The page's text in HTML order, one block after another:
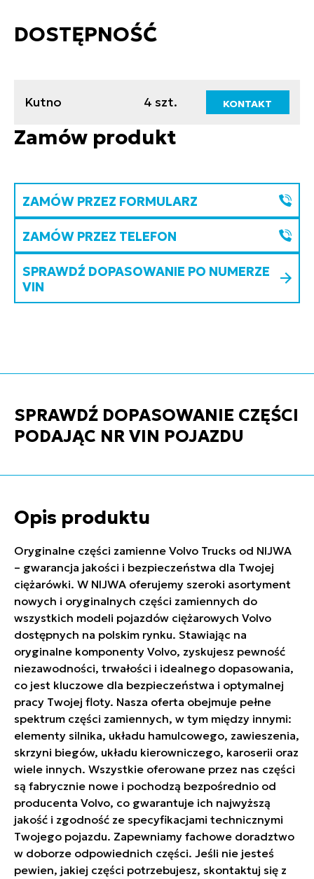
DOSTĘPNOŚĆ
Kutno 4 szt. KONTAKT
Zamów produkt
ZAMÓW PRZEZ FORMULARZ
ZAMÓW PRZEZ TELEFON
SPRAWDŹ DOPASOWANIE PO NUMERZE
VIN
SPRAWDŹ DOPASOWANIE CZĘŚCI
PODAJĄC NR VIN POJAZDU
Opis produktu
Oryginalne części zamienne Volvo Trucks od NIJWA
– gwarancja jakości i bezpieczeństwa dla Twojej
ciężarówki. W NIJWA oferujemy szeroki asortyment
nowych i oryginalnych części zamiennych do
wszystkich modeli pojazdów ciężarowych Volvo
dostępnych na polskim rynku. Stawiając na
oryginalne komponenty Volvo, zyskujesz pewność
niezawodności, trwałości i idealnego dopasowania,
co jest kluczowe dla bezpieczeństwa i optymalnej
pracy Twojej floty. Nasza oferta obejmuje pełne
spektrum części zamiennych, w tym między innymi:
elementy silnika, układu hamulcowego, zawieszenia,
skrzyni biegów, układu kierowniczego, karoserii oraz
wiele innych. Wszystkie oferowane przez nas części
są fabrycznie nowe i pochodzą bezpośrednio od
producenta Volvo, co gwarantuje ich najwyższą
jakość i zgodność ze specyfikacjami technicznymi
Twojego pojazdu. Zapewniamy fachowe doradztwo
w doborze odpowiednich części. Jeśli nie jesteś
pewien, jakiej części potrzebujesz, skontaktuj się z